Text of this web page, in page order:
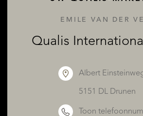
EMILE VAN DER
Qualis
Albert
5151 DL Drunen
Toon